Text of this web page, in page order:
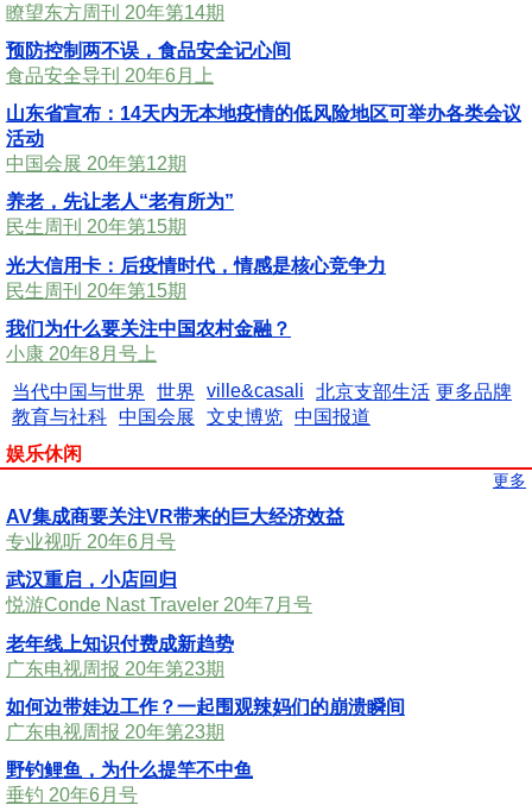
瞭望东方周刊 20年第14期
预防控制两不误，食品安全记心间
食品安全导刊 20年6月上
山东省宣布：14天内无本地疫情的低风险地区可举办各类会议
活动
中国会展 20年第12期
养老，先让老人“老有所为”
民生周刊 20年第15期
光大信用卡：后疫情时代，情感是核心竞争力
民生周刊 20年第15期
我们为什么要关注中国农村金融？
小康 20年8月号上
当代中国与世界
世界 ville&casali
北京支部生活
教育与社科 中国会展 文史博览 中国报道
更多品牌
娱乐休闲
更多
AV集成商要关注VR带来的巨大经济效益
专业视听 20年6月号
武汉重启，小店回归
悦游Conde Nast Traveler 20年7月号
老年线上知识付费成新趋势
广东电视周报 20年第23期
如何边带娃边工作？一起围观辣妈们的崩溃瞬间
广东电视周报 20年第23期
野钓鲤鱼，为什么提竿不中鱼
垂钓 20年6月号